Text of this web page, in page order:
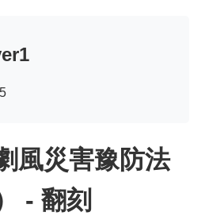
風災害豫防法
- 翻刻